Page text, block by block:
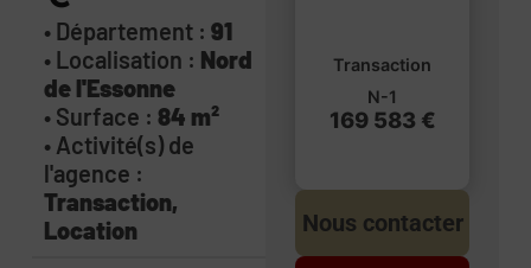
• Département : 91
• Localisation : Nord
de l'Essonne
• Surface : 84 m²
• Activité(s) de
l'agence :
Transaction,
Location
Transaction
N-1
169 583 €
Nous contacter